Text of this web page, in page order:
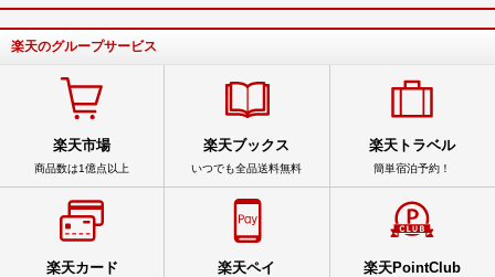
楽天のグループサービス
楽天市場
商品数は1億点以上
楽天ブックス
いつでも全品送料無料
楽天トラベル
簡単宿泊予約！
楽天カード 楽天ペイ 楽天PointClub